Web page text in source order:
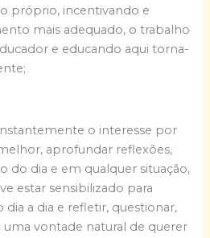
próprio, incentivando e
mais adequado, o trabalho
e educando aqui torna-
o interesse por
aprofundar reflexões,
do dia e em qualquer situação,
estar sensibilizado para
dia a dia e refletir, questionar,
vontade natural de querer